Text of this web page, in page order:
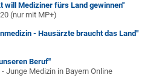
will Mediziner fürs Land gewinnen"
(nur mit MP+)
- Hausärzte braucht das Land"
Beruf"
Junge Medizin in Bayern Online